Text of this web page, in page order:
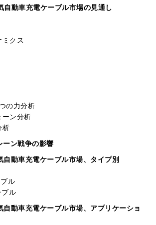
動車充電ケーブル市場の見通し
クス
の力分析
ン分析
析
ン戦争の影響
自動車充電ケーブル市場、タイプ別
ル
ル
動車充電ケーブル市場、アプリケーショ